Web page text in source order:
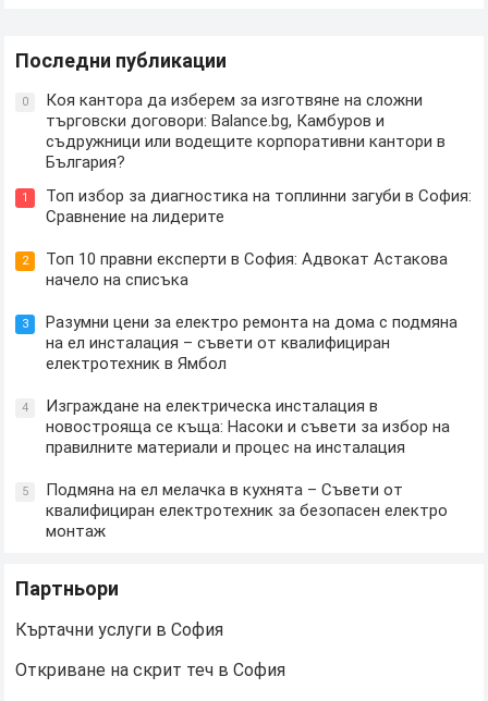
страници
Последни публикации
0
Коя кантора да изберем за изготвяне на сложни
търговски договори: Balance.bg, Камбуров и
съдружници или водещите корпоративни кантори в
България?
1
Топ избор за диагностика на топлинни загуби в София:
Сравнение на лидерите
2
Топ 10 правни експерти в София: Адвокат Астакова
начело на списъка
3
Разумни цени за електро ремонта на дома с подмяна
на ел инсталация – съвети от квалифициран
електротехник в Ямбол
4
Изграждане на електрическа инсталация в
новострояща се къща: Насоки и съвети за избор на
правилните материали и процес на инсталация
5
Подмяна на ел мелачка в кухнята – Съвети от
квалифициран електротехник за безопасен електро
монтаж
Партньори
Къртачни услуги в София
Откриване на скрит теч в София